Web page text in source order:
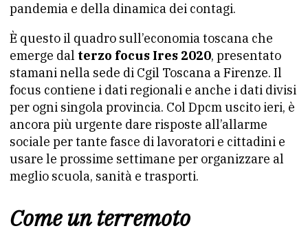
pandemia e della dinamica dei contagi.
È questo il quadro sull’economia toscana che
emerge dal terzo focus Ires 2020, presentato
stamani nella sede di Cgil Toscana a Firenze. Il
focus contiene i dati regionali e anche i dati divisi
per ogni singola provincia. Col Dpcm uscito ieri, è
ancora più urgente dare risposte all’allarme
sociale per tante fasce di lavoratori e cittadini e
usare le prossime settimane per organizzare al
meglio scuola, sanità e trasporti.
Come un terremoto